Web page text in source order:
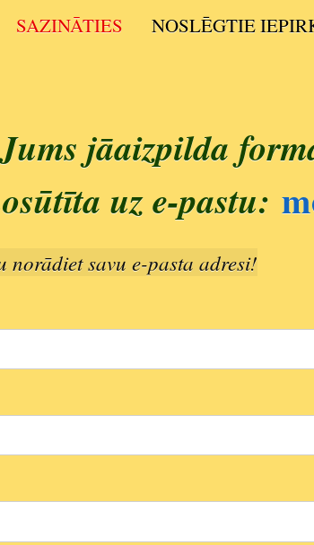
SAZINĀTIES NOSLĒGTIE
jāaizpilda
uz e-pastu:
norādiet savu e-pasta adresi!